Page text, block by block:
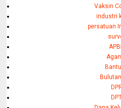
Vaksin
industri
persatuan